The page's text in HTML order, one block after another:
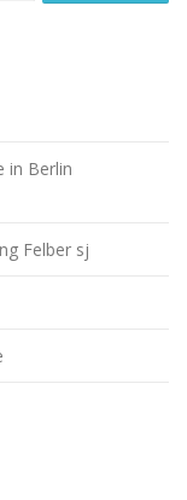
in Berlin
Felber sj